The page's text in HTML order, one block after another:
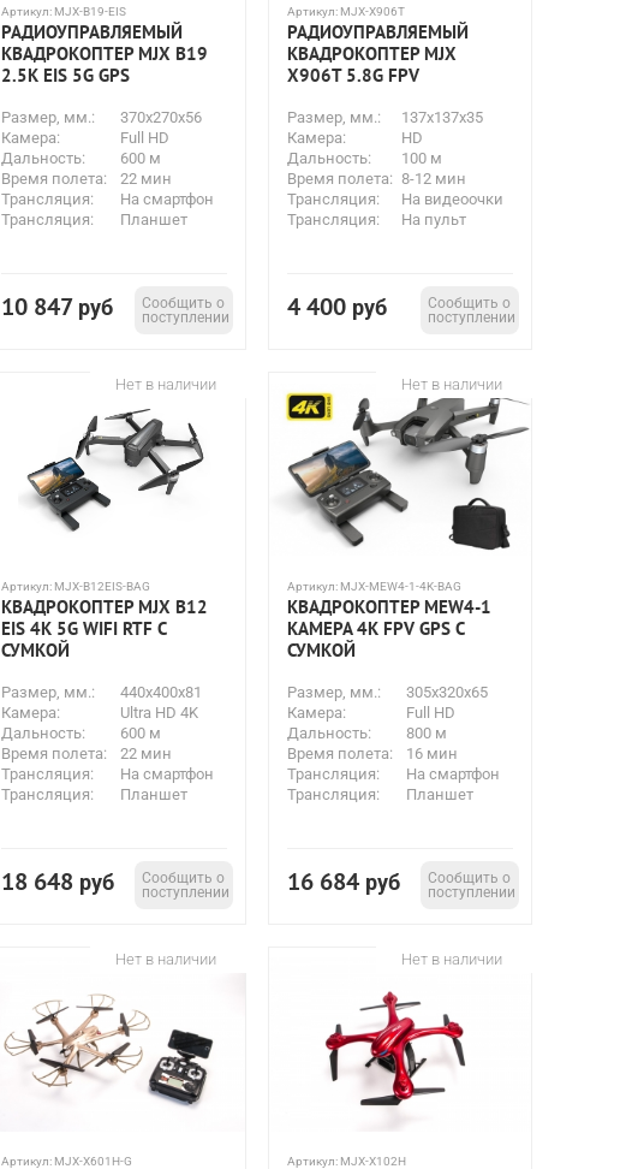
Артикул: MJX-B19-EIS
РАДИОУПРАВЛЯЕМЫЙ
КВАДРОКОПТЕР MJX B19
2.5K EIS 5G GPS
Размер, мм.:
370x270x56
Камера:
Full HD
Дальность:
600 м
Время полета:
22 мин
Трансляция:
На смартфон
Трансляция:
Планшет
10 847 руб
Сообщить о
поступлении
Артикул: MJX-X906T
РАДИОУПРАВЛЯЕМЫЙ
КВАДРОКОПТЕР MJX
X906T 5.8G FPV
Размер, мм.:
137x137x35
Камера:
HD
Дальность:
100 м
Время полета: 8-12 мин
Трансляция:
На видеоочки
Трансляция:
На пульт
4 400 руб
Сообщить о
поступлении
Нет в наличии
Артикул: MJX-B12EIS-BAG
КВАДРОКОПТЕР MJX B12
EIS 4K 5G WIFI RTF С
СУМКОЙ
Размер, мм.:
440x400x81
Камера:
Ultra HD 4K
Дальность:
600 м
Время полета:
22 мин
Трансляция:
На смартфон
Трансляция:
Планшет
18 648 руб
Сообщить о
поступлении
Нет в наличии
Артикул: MJX-MEW4-1-4K-BAG
КВАДРОКОПТЕР MEW4-1
КАМЕРА 4K FPV GPS С
СУМКОЙ
Размер, мм.:
305x320x65
Камера:
Full HD
Дальность:
800 м
Время полета:
16 мин
Трансляция:
На смартфон
Трансляция:
Планшет
16 684 руб
Сообщить о
поступлении
Нет в наличии
Артикул: MJX-X601H-G
Нет в наличии
Артикул: MJX-X102H